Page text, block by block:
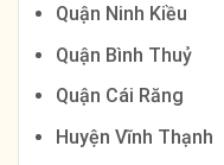
Quận Ninh Kiều
Quận Bình Thuỷ
Quận Cái Răng
Huyện Vĩnh Thạnh